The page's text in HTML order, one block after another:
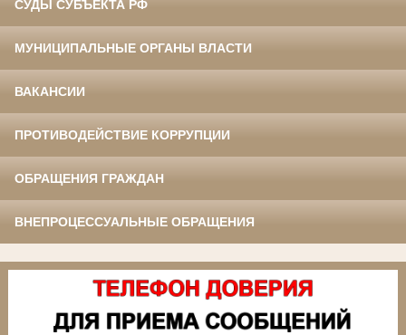
СУДЫ СУБЪЕКТА РФ
МУНИЦИПАЛЬНЫЕ ОРГАНЫ ВЛАСТИ
ВАКАНСИИ
ПРОТИВОДЕЙСТВИЕ КОРРУПЦИИ
ОБРАЩЕНИЯ ГРАЖДАН
ВНЕПРОЦЕССУАЛЬНЫЕ ОБРАЩЕНИЯ